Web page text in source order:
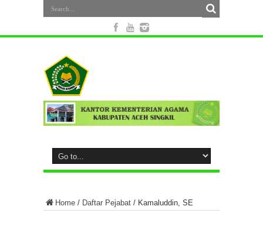
Home / Daftar Pejabat / Kamaluddin, SE